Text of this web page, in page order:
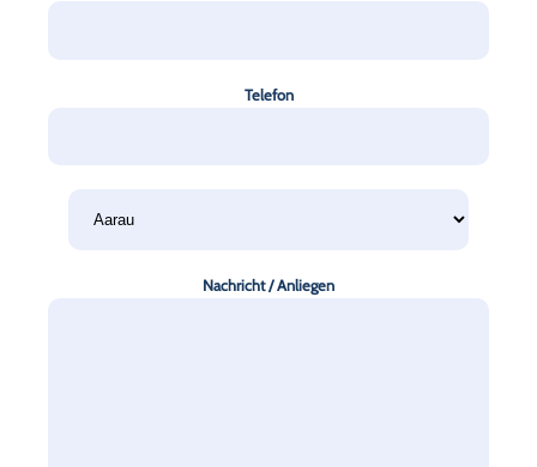
Telefon
Nachricht / Anliegen